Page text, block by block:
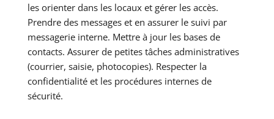
les orienter dans les locaux et gérer les accès.
Prendre des messages et en assurer le suivi par
messagerie interne. Mettre à jour les bases de
contacts. Assurer de petites tâches administratives
(courrier, saisie, photocopies). Respecter la
confidentialité et les procédures internes de
sécurité.